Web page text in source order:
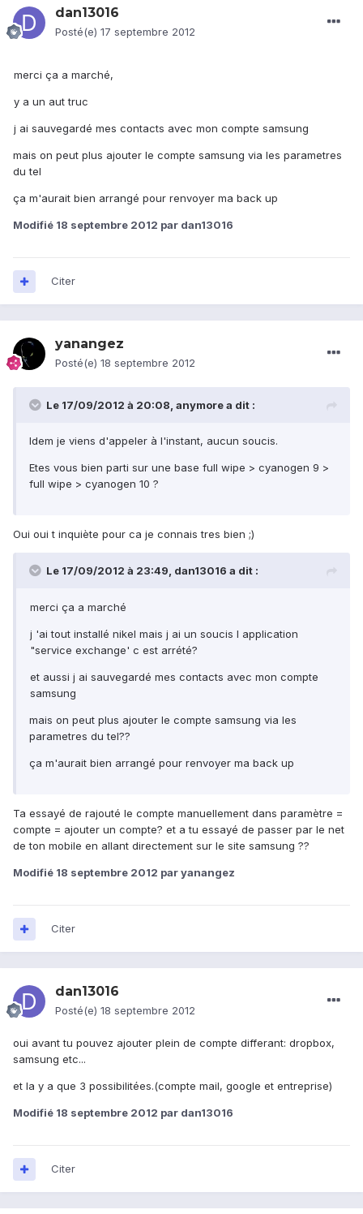
dan13016
Posté(e) 17 septembre 2012
merci ça a marché,
y a un aut truc
j ai sauvegardé mes contacts avec mon compte samsung
mais on peut plus ajouter le compte samsung via les parametres
du tel
ça m'aurait bien arrangé pour renvoyer ma back up
Modifié 18 septembre 2012 par dan13016
Citer
yanangez
Posté(e) 18 septembre 2012
Le 17/09/2012 à 20:08, anymore a dit :
Idem je viens d'appeler à l'instant, aucun soucis.
Etes vous bien parti sur une base full wipe > cyanogen 9 >
full wipe > cyanogen 10 ?
Oui oui t inquiète pour ca je connais tres bien ;)
Le 17/09/2012 à 23:49, dan13016 a dit :
merci ça a marché
j 'ai tout installé nikel mais j ai un soucis l application
"service exchange' c est arrété?
et aussi j ai sauvegardé mes contacts avec mon compte
samsung
mais on peut plus ajouter le compte samsung via les
parametres du tel??
ça m'aurait bien arrangé pour renvoyer ma back up
Ta essayé de rajouté le compte manuellement dans paramètre =
compte = ajouter un compte? et a tu essayé de passer par le net
de ton mobile en allant directement sur le site samsung ??
Modifié 18 septembre 2012 par yanangez
Citer
dan13016
Posté(e) 18 septembre 2012
oui avant tu pouvez ajouter plein de compte differant: dropbox,
samsung etc...
et la y a que 3 possibilitées.(compte mail, google et entreprise)
Modifié 18 septembre 2012 par dan13016
Citer